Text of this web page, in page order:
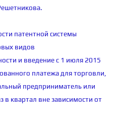
патентной системы
видов
и введение с 1 июля 2015
платежа для торговли,
предприниматель или
в квартал вне зависимости от